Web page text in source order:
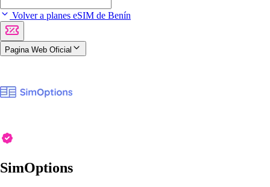
Volver a planes eSIM de Benín
Pagina Web Oficial
SimOptions